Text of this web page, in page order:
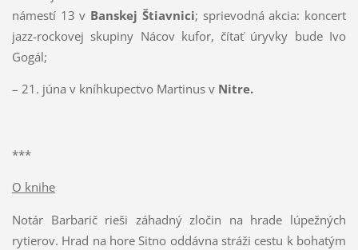
námestí 13 v Banskej Štiavnici; sprievodná akcia: koncert
jazz-rockovej skupiny Nácov kufor, čítať úryvky bude Ivo
Gogál;
– 21. júna v kníhkupectvo Martinus v Nitre.
***
O knihe
Notár Barbarič rieši záhadný zločin na hrade lúpežných
rytierov. Hrad na hore Sitno oddávna stráži cestu k bohatým